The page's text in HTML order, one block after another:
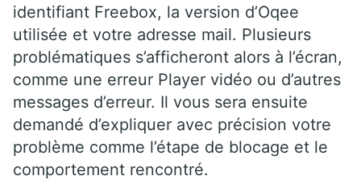
identifiant Freebox, la version d’Oqee
utilisée et votre adresse mail. Plusieurs
problématiques s’afficheront alors à l’écran,
comme une erreur Player vidéo ou d’autres
messages d’erreur. Il vous sera ensuite
demandé d’expliquer avec précision votre
problème comme l’étape de blocage et le
comportement rencontré.